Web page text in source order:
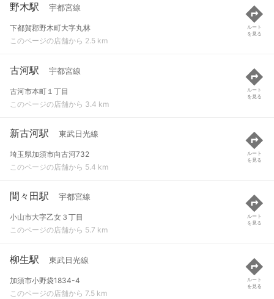
野木駅 宇都宮線
下都賀郡野木町大字丸林
このページの店舗から 2.5 km
ルート
を見る
古河駅 宇都宮線
古河市本町１丁目
このページの店舗から 3.4 km
ルート
を見る
新古河駅 東武日光線
埼玉県加須市向古河732
このページの店舗から 5.4 km
ルート
を見る
間々田駅 宇都宮線
小山市大字乙女３丁目
このページの店舗から 5.7 km
ルート
を見る
柳生駅 東武日光線
加須市小野袋1834-4
このページの店舗から 7.5 km
ルート
を見る